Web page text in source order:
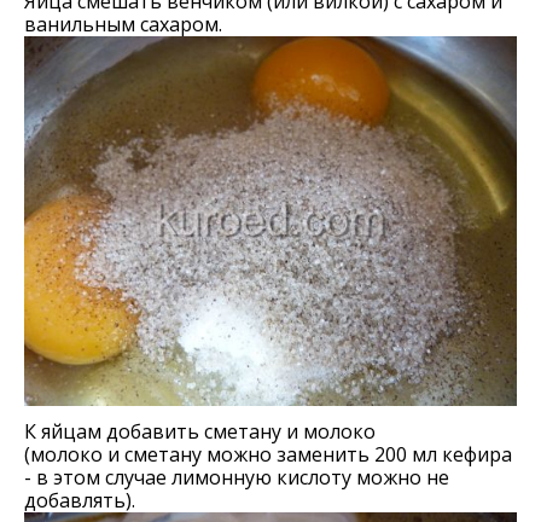
ванильным сахаром.
К яйцам добавить сметану и молоко
(молоко и сметану можно заменить 200 мл кефира
- в этом случае лимонную кислоту можно не
добавлять).